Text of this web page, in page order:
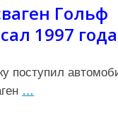
Гольф
1997 года
поступил
…